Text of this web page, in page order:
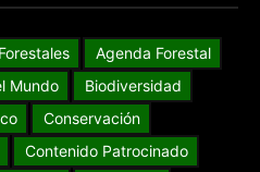
Agenda Forestal
Mundo
Biodiversidad
Conservación
Contenido Patrocinado